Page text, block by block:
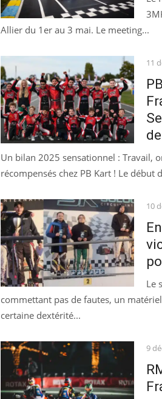
Allier du 1er au 3 mai. Le meeting...
11
Un bilan 2025 sensationnel : Travail,
récompensés chez PB Kart ! Le début
10
Le
commettant pas de fautes, un
certaine dextérité...
9